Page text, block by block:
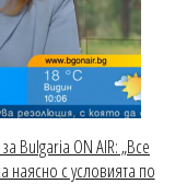
Bulgaria ON AIR: „Все
наясно с условията по